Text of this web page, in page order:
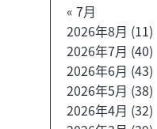
« 7月
2026年8月 (11)
2026年7月 (40)
2026年6月 (43)
2026年5月 (38)
2026年4月 (32)